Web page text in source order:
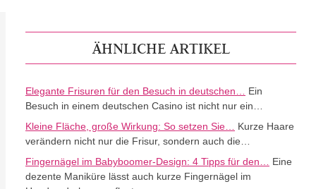
ÄHNLICHE ARTIKEL
Elegante Frisuren für den Besuch in deutschen…
Ein
Besuch in einem deutschen Casino ist nicht nur ein…
Kleine Fläche, große Wirkung: So setzen Sie…
Kurze Haare
verändern nicht nur die Frisur, sondern auch die…
Fingernägel im Babyboomer-Design: 4 Tipps für den…
Eine
dezente Maniküre lässt auch kurze Fingernägel im